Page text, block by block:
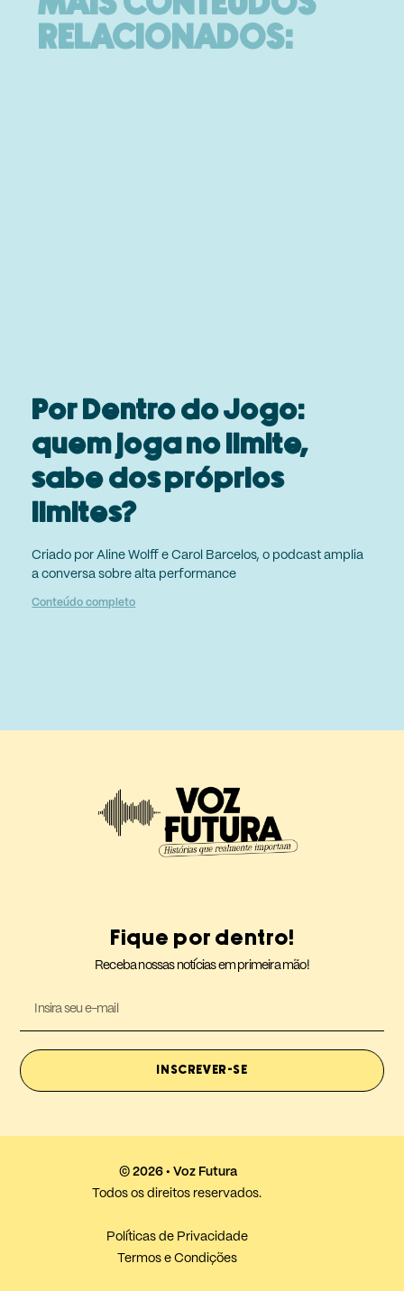
RELACIONADOS:
Por Dentro do Jogo:
quem joga no limite,
sabe dos próprios
limites?
Criado por Aline Wolff e Carol Barcelos, o podcast amplia
a conversa sobre alta performance
Conteúdo completo
Fique por dentro!
Receba nossas notícias em primeira mão!
INSCREVER-SE
© 2026 • Voz Futura
Todos os direitos reservados.
Políticas de Privacidade
Termos e Condições